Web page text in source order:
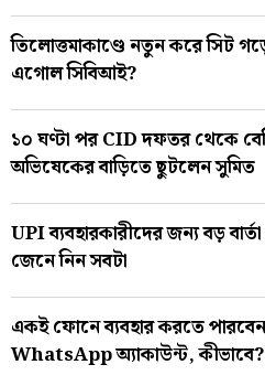
তিলোত্তমাকাণ্ডে নতুন করে সিট
এগোল সিবিআই?
১০ ঘণ্টা পর CID দফতর থেকে
অভিষেকের বাড়িতে ছুটলেন সুমিত
UPI ব্যবহারকারীদের জন্য বড়
জেনে নিন সবটা
একই ফোনে ব্যবহার করতে
WhatsApp অ্যাকাউন্ট,